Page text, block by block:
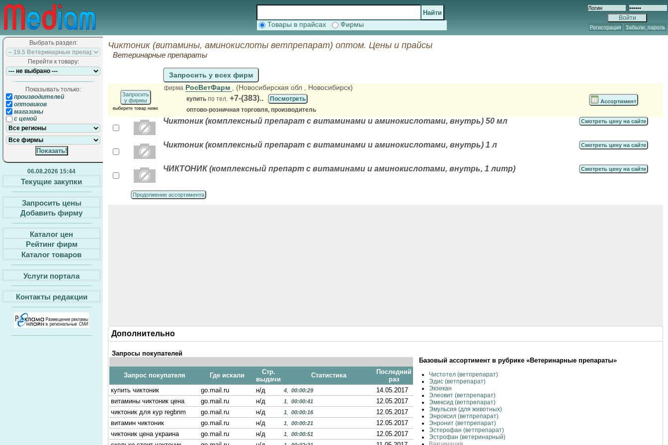
Товары в прайсах Фирмы Регистрация Забыли_пароль
Выбрать раздел:
Перейти к товару:
Показывать только:
производителей
оптовиков
магазины
с ценой
06.08.2026 15:44
Текущие закупки
Запросить цены
Добавить фирму
Каталог цен
Рейтинг фирм
Каталог товаров
Услуги портала
Контакты редакции
Чиктоник (витамины, аминокислоты ветпрепарат) оптом. Цены и прайсы
Ветеринарные препараты
Запросить у всех фирм
Запросить
у фирмы
выберите товар ниже
фирма РосВетФарм , (Новосибирская обл , Новосибирск)
купить по тел. +7-(383)..
Посмотреть
оптово-розничная торговля, производитель
Ассортимент
Чиктоник (комплексный препарат с витаминами и аминокислотами, внутрь) 50 мл Смотреть цену на сайте
Чиктоник (комплексный препарат с витаминами и аминокислотами, внутрь) 1 л Смотреть цену на сайте
ЧИКТОНИК (комплексный препарт с витаминами и аминокислотами, внутрь, 1 литр) Смотреть цену на сайте
Продолжение ассортимента
Дополнительно
Запросы покупателей
Запрос покупателя Где искали
Стр.
выдачи
Статистика
Последний
раз
купить чиктоник
go.mail.ru н/д 4 00:00:29
14.05.2017
витамины чиктоник цена
go.mail.ru н/д 1 00:00:41
12.05.2017
чиктоник для кур regbnm
go.mail.ru н/д 1 00:00:16
12.05.2017
витамин чиктоник
go.mail.ru н/д 1 00:00:21
12.05.2017
чиктоник цена украина
go.mail.ru н/д 1 00:00:51
12.05.2017
Базовый ассортимент в рубрике «Ветеринарные препараты»
Чистотел (ветпрепарат)
Эдис (ветпрепарат)
Экзекан
Элеовит (ветпрепарат)
Эмексид (ветпрепарат)
Эмульсия (для животных)
Энроксил (ветпрепарат)
Энронит (ветпрепарат)
Эстерофан (ветпрепарат)
Эстрофан (ветеринарный)